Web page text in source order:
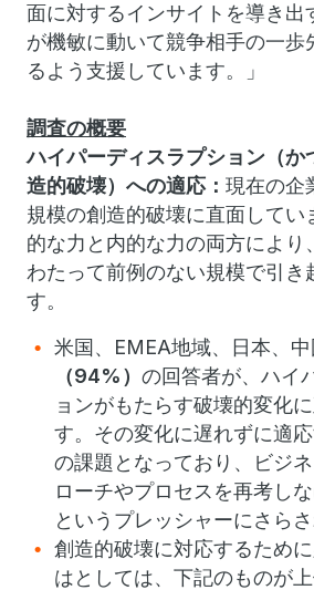
面に対するインサイトを導き出
が機敏に動いて競争相手の一歩
るよう支援しています。」
調査の概要
ハイパーディスラプション（か
造的破壊）への適応： 現在の企
規模の創造的破壊に直面してい
的な力と内的な力の両方により
わたって前例のない規模で引き
す。
米国、EMEA地域、日本、
（94%） の回答者が、ハイ
ョンがもたらす破壊的変化
す。その変化に遅れずに適
の課題となっており、ビジ
ローチやプロセスを再考し
というプレッシャーにさらさ
創造的破壊に対応するため
はとしては、下記のものが